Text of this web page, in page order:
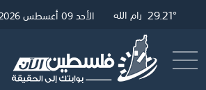
31.3° غزة 29.45° القدس 29.21° رام الله الأحد 09 أغسطس 2026